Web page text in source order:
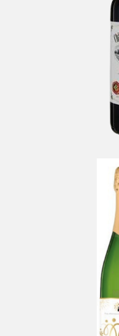
Pomerol,
SABABA